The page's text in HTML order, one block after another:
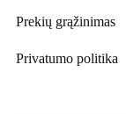
Prekių grąžinimas
Privatumo politika